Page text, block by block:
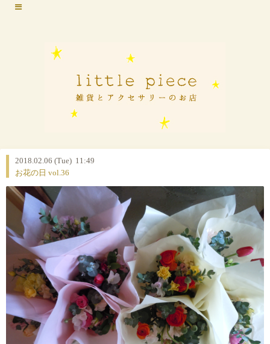
2018.02.06 (Tue) 11:49
お花の日 vol.36